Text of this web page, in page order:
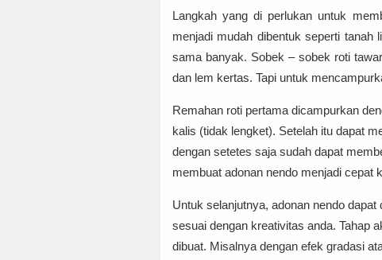
Langkah yang di perlukan untuk
menjadi mudah dibentuk seperti tanah
sama banyak. Sobek – sobek roti
dan lem kertas. Tapi untuk
Remahan roti pertama dicampurkan
kalis (tidak lengket). Setelah itu dapat
dengan setetes saja sudah dapat
membuat adonan nendo menjadi cepat
Untuk selanjutnya, adonan nendo
sesuai dengan kreativitas anda. Tahap
dibuat. Misalnya dengan efek gradasi